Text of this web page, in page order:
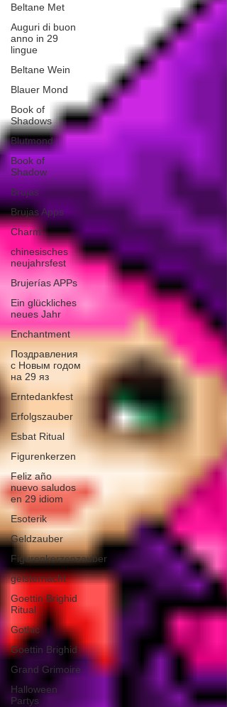
Beltane Met
Auguri di buon
anno in 29
lingue
Beltane Wein
Blauer Mond
Book of
Shadows
Blutmond
Book of
Shadow
Brujas
Brujas Apps
Charm
chinesisches
neujahrsfest
Brujerías APPs
Ein glückliches
neues Jahr
Enchantment
Поздравления
с Новым годом
на 29 яз
Erntedankfest
Erfolgszauber
Esbat Ritual
Figurenkerzen
Feliz año
nuevo saludos
en 29 idiom
Esoterik
Geldzauber
Figurenkerzenzauber
geisternacht
Goettin Brighid
Ritual
Gothic
Goettin Brighid
Grand Grimoire
Halloween
Partys